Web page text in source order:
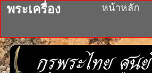
พระเครื่อง หน้าหลัก